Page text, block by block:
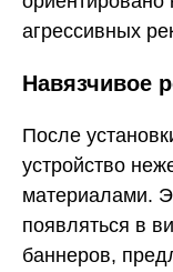
агрессивных
Навязчивое
После
устройство
материалами.
появляться в
баннеров,